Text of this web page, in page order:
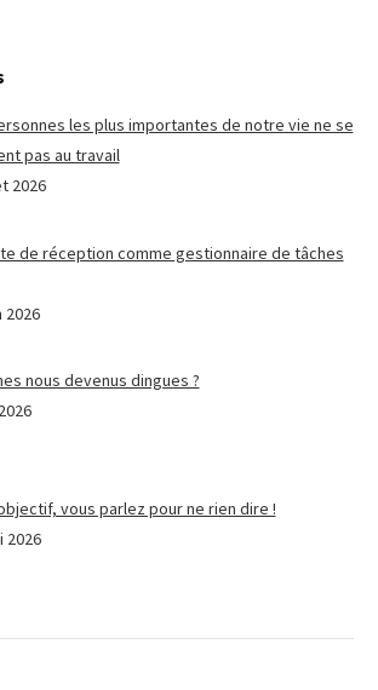
les plus importantes de notre vie ne se
pas au travail
2026
de réception comme gestionnaire de tâches
2026
nous devenus dingues ?
vous parlez pour ne rien dire !
2026